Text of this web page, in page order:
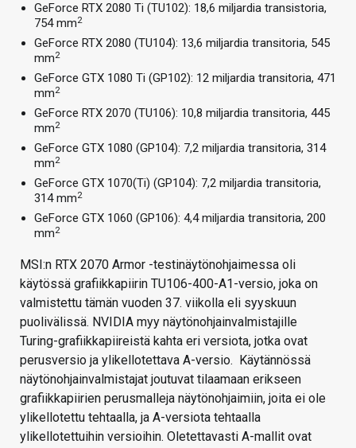
GeForce RTX 2080 Ti (TU102): 18,6 miljardia transistoria,
754 mm2
GeForce RTX 2080 (TU104): 13,6 miljardia transitoria, 545
mm2
GeForce GTX 1080 Ti (GP102): 12 miljardia transitoria, 471
mm2
GeForce RTX 2070 (TU106): 10,8 miljardia transitoria, 445
mm2
GeForce GTX 1080 (GP104): 7,2 miljardia transitoria, 314
mm2
GeForce GTX 1070(Ti) (GP104): 7,2 miljardia transitoria,
314 mm2
GeForce GTX 1060 (GP106): 4,4 miljardia transitoria, 200
mm2
MSI:n RTX 2070 Armor -testinäytönohjaimessa oli
käytössä grafiikkapiirin TU106-400-A1-versio, joka on
valmistettu tämän vuoden 37. viikolla eli syyskuun
puolivälissä. NVIDIA myy näytönohjainvalmistajille
Turing-grafiikkapiireistä kahta eri versiota, jotka ovat
perusversio ja ylikellotettava A-versio. Käytännössä
näytönohjainvalmistajat joutuvat tilaamaan erikseen
grafiikkapiirien perusmalleja näytönohjaimiin, joita ei ole
ylikellotettu tehtaalla, ja A-versiota tehtaalla
ylikellotettuihin versioihin. Oletettavasti A-mallit ovat